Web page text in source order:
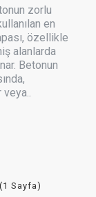
zorlu
en
özellikle
alanlarda
Betonun
Sayfa)